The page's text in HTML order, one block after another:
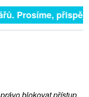
přispějte. ➥